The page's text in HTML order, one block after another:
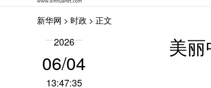
新华网 > 时政 > 正文
2026
06/04
13:47:35
美丽